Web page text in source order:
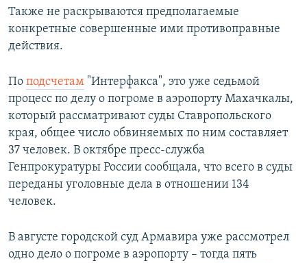
Также не раскрываются предполагаемые
конкретные совершенные ими противоправные
действия.
По подсчетам "Интерфакса", это уже седьмой
процесс по делу о погроме в аэропорту Махачкалы,
который рассматривают суды Ставропольского
края, общее число обвиняемых по ним составляет
37 человек. В октябре пресс-служба
Генпрокуратуры России сообщала, что всего в суды
переданы уголовные дела в отношении 134
человек.
В августе городской суд Армавира уже рассмотрел
одно дело о погроме в аэропорту – тогда пять